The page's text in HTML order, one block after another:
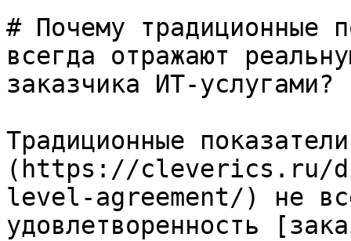
# Почему традиционные
всегда отражают
заказчика ИТ-услугами?
Традиционные
(https://cleverics.ru/
level-agreement/) не
удовлетворенность